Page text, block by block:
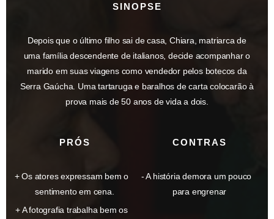
SINOPSE
Depois que o último filho sai de casa, Chiara, matriarca de
uma família descendente de italianos, decide acompanhar o
marido em suas viagens como vendedor pelos botecos da
Serra Gaúcha. Uma tartaruga e baralhos de carta colocarão à
prova mais de 50 anos de vida a dois.
PRÓS
Os atores expressam bem o
sentimento em cena.
A fotografia trabalha bem os
CONTRAS
A história demora um pouco
para engrenar